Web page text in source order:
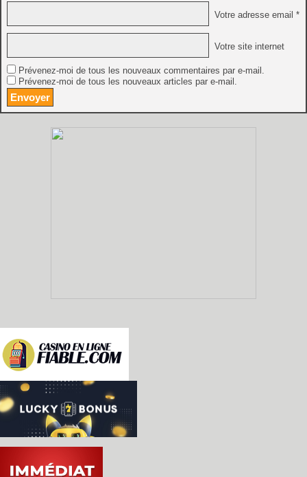
Votre adresse email *
Votre site internet
Prévenez-moi de tous les nouveaux commentaires par e-mail.
Prévenez-moi de tous les nouveaux articles par e-mail.